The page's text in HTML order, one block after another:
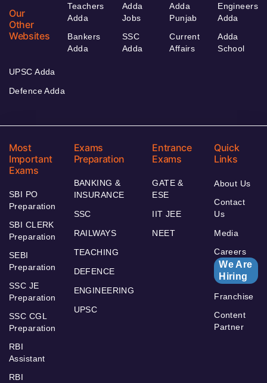
Our
Other
Websites
Teachers
Adda
Bankers
Adda
Adda
Jobs
SSC
Adda
Adda
Punjab
Current
Affairs
Engineers
Adda
Adda
School
UPSC Adda
Defence Adda
Most
Important
Exams
SBI PO
Preparation
SBI CLERK
Preparation
SEBI
Preparation
SSC JE
Preparation
SSC CGL
Preparation
RBI
Assistant
RBI
Exams
Preparation
BANKING &
INSURANCE
SSC
RAILWAYS
TEACHING
DEFENCE
ENGINEERING
UPSC
Entrance
Exams
GATE &
ESE
IIT JEE
NEET
Quick
Links
About Us
Contact
Us
Media
Careers
We Are
Hiring
Franchise
Content
Partner